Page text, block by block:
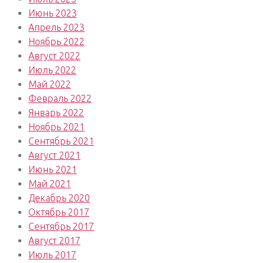
Июнь 2023
Апрель 2023
Ноябрь 2022
Август 2022
Июль 2022
Май 2022
Февраль 2022
Январь 2022
Ноябрь 2021
Сентябрь 2021
Август 2021
Июнь 2021
Май 2021
Декабрь 2020
Октябрь 2017
Сентябрь 2017
Август 2017
Июль 2017